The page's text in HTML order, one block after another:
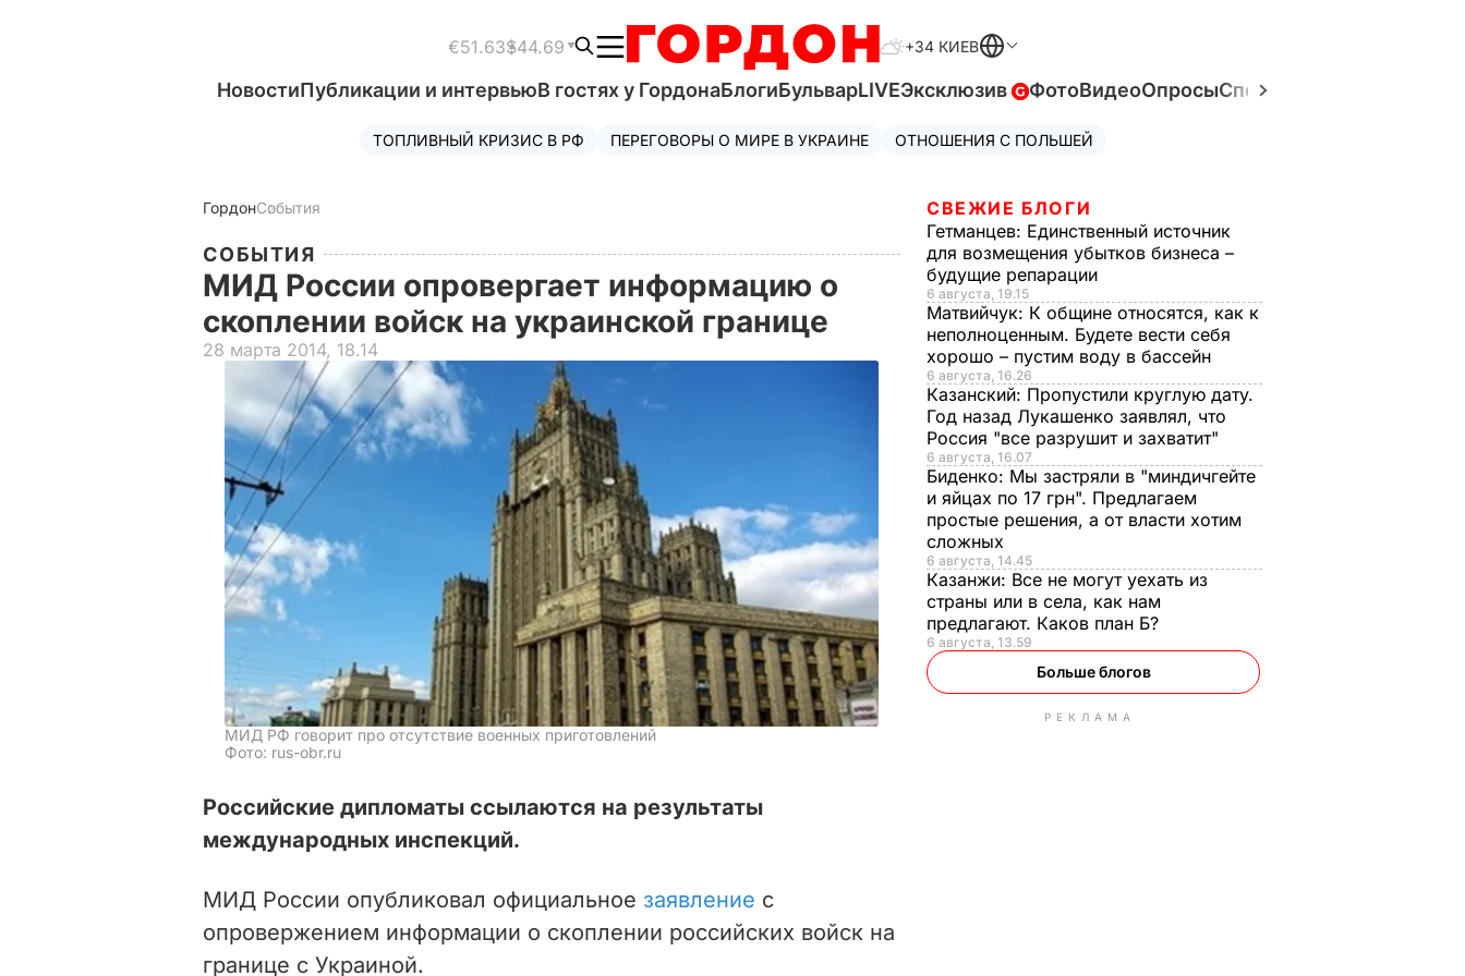
€51.63$44.69 +34 КИЕВ
НовостиПубликации и интервьюВ гостях у ГордонаБлогиБульварLIVEЭксклюзив ФотоВидеоОпросыСпецпроекты
ТОПЛИВНЫЙ КРИЗИС В РФ ПЕРЕГОВОРЫ О МИРЕ В УКРАИНЕ ОТНОШЕНИЯ С ПОЛЬШЕЙ
ГордонСобытия
СОБЫТИЯ
МИД России опровергает информацию о
скоплении войск на украинской границе
28 марта 2014, 18.14
МИД РФ говорит про отсутствие военных приготовлений
Фото: rus-obr.ru
Российские дипломаты ссылаются на результаты
международных инспекций.
МИД России опубликовал официальное заявление с
опровержением информации о скоплении российских войск на
границе с Украиной.
СВЕЖИЕ БЛОГИ
Гетманцев: Единственный источник
для возмещения убытков бизнеса –
будущие репарации
6 августа, 19.15
Матвийчук: К общине относятся, как к
неполноценным. Будете вести себя
хорошо – пустим воду в бассейн
6 августа, 16.26
Казанский: Пропустили круглую дату.
Год назад Лукашенко заявлял, что
Россия "все разрушит и захватит"
6 августа, 16.07
Биденко: Мы застряли в "миндичгейте
и яйцах по 17 грн". Предлагаем
простые решения, а от власти хотим
сложных
6 августа, 14.45
Казанжи: Все не могут уехать из
страны или в села, как нам
предлагают. Каков план Б?
6 августа, 13.59
Больше блогов
РЕКЛАМА